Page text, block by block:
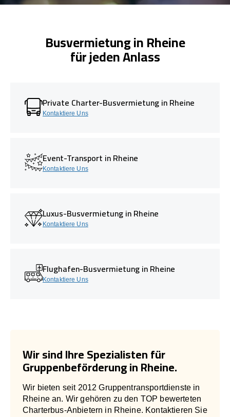
Busvermietung in Rheine
für jeden Anlass
Private Charter-Busvermietung in Rheine
Kontaktiere Uns
Event-Transport in Rheine
Kontaktiere Uns
Luxus-Busvermietung in Rheine
Kontaktiere Uns
Flughafen-Busvermietung in Rheine
Kontaktiere Uns
Wir sind Ihre Spezialisten für
Gruppenbeförderung in Rheine.
Wir bieten seit 2012 Gruppentransportdienste in
Rheine an. Wir gehören zu den TOP bewerteten
Charterbus-Anbietern in Rheine. Kontaktieren Sie